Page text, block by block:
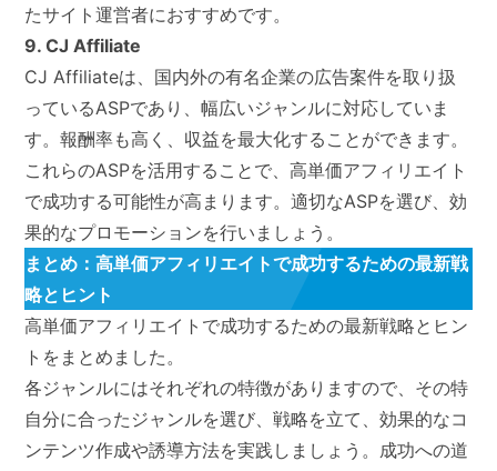
たサイト運営者におすすめです。
9. CJ Affiliate
CJ Affiliateは、国内外の有名企業の広告案件を取り扱
っているASPであり、幅広いジャンルに対応していま
す。報酬率も高く、収益を最大化することができます。
これらのASPを活用することで、高単価アフィリエイト
で成功する可能性が高まります。適切なASPを選び、効
果的なプロモーションを行いましょう。
まとめ：高単価アフィリエイトで成功するための最新戦
略とヒント
高単価アフィリエイトで成功するための最新戦略とヒン
トをまとめました。
各ジャンルにはそれぞれの特徴がありますので、その特
自分に合ったジャンルを選び、戦略を立て、効果的なコ
ンテンツ作成や誘導方法を実践しましょう。成功への道